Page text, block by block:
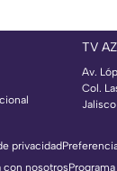
TV
Av.
Col.
privacidad
con nosotros